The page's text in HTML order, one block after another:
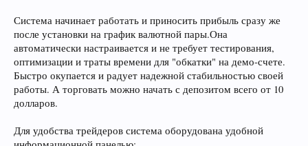
Система начинает работать и приносить прибыль сразу же
после установки на график валютной пары.Она
автоматически настраивается и не требует тестирования,
оптимизации и траты времени для "обкатки" на демо-счете.
Быстро окупается и радует надежной стабильностью своей
работы. А торговать можно начать с депозитом всего от 10
долларов.
Для удобства трейдеров система оборудована удобной